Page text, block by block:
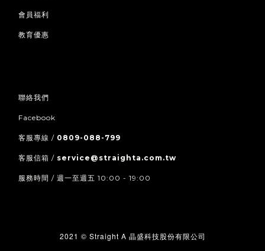
會員福利
教育優惠
聯絡我們
Facebook
客服專線 / 0809-088-799
客服信箱 / service@straighta.com.tw
服務時間 / 週一至週五 10:00 - 19:00
2021 © Straight A 晶盛科技股份有限公司